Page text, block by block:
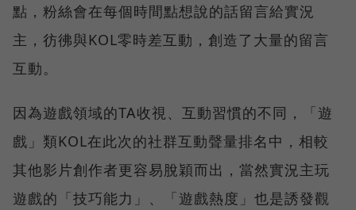
點，粉絲會在每個時間點想說的話留言給實況
主，彷彿與KOL零時差互動，創造了大量的留言
互動。
因為遊戲領域的TA收視、互動習慣的不同，「遊
戲」類KOL在此次的社群互動聲量排名中，相較
其他影片創作者更容易脫穎而出，當然實況主玩
遊戲的「技巧能力」、「遊戲熱度」也是誘發觀